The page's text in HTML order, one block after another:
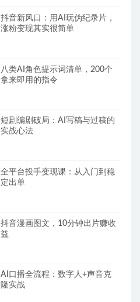
抖音新风口：用AI玩伪纪录片，
涨粉变现其实很简单
八类AI角色提示词清单，200个
拿来即用的指令
短剧编剧破局：AI写稿与过稿的
实战心法
全平台投手变现课：从入门到稳
定出单
抖音漫画图文，10分钟出片赚收
益
AI口播全流程：数字人+声音克
隆实战